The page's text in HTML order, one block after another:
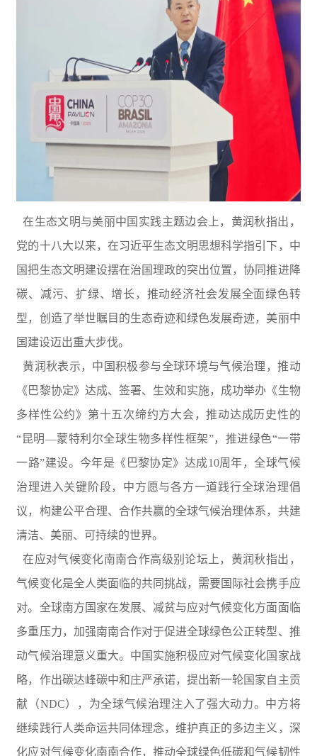
在生态文明与美丽中国实践主题边会上，黄润秋指出，
党的十八大以来，在习近平生态文明思想科学指引下，中
国把生态文明建设摆在治国理政的突出位置，协同推进降
碳、减污、扩绿、增长，推动经济社会发展全面绿色转
型，创造了举世瞩目的生态奇迹和绿色发展奇迹，美丽中
国建设迈出重大步伐。
黄润秋表示，中国积极参与全球环境与气候治理，推动
《巴黎协定》达成、签署、生效和实施，成功举办《生物
多样性公约》第十五次缔约方大会，推动达成历史性的
“昆明—蒙特利尔全球生物多样性框架”，推进绿色“一带
一路”建设。今年是《巴黎协定》达成10周年，全球气候
治理进入关键阶段，中方愿与各方一道践行全球治理倡
议，构建公平合理、合作共赢的全球气候治理体系，共建
清洁、美丽、可持续的世界。
在应对气候变化南南合作高级别论坛上，黄润秋指出，
气候变化是全人类面临的共同挑战，需要国际社会携手应
对。全球南方国家在发展、减贫与应对气候变化方面面临
多重压力，加强南南合作对于促进全球绿色公正转型、推
动气候治理意义重大。中国实施积极应对气候变化国家战
略，作出碳达峰碳中和庄严承诺，提出新一轮国家自主贡
献（NDC），为全球气候治理注入了强大动力。中方将
继续践行人类命运共同体理念，维护真正的多边主义，深
化应对气候变化南南合作，推动全球绿色低碳和气候韧性